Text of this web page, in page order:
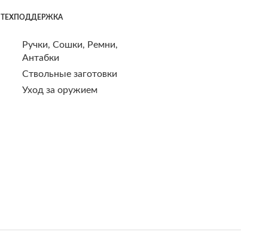
ТЕХПОДДЕРЖКА
Ручки, Сошки, Ремни,
Антабки
Ствольные заготовки
Уход за оружием